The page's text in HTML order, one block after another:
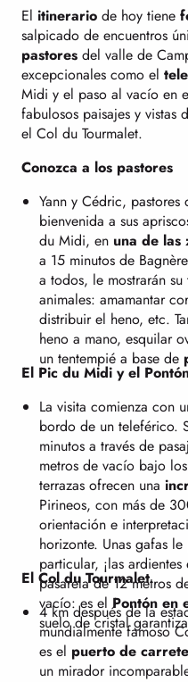
El itinerario de hoy tiene
salpicado de encuentros
pastores del valle de
excepcionales como el
Midi y el paso al vacío en
fabulosos paisajes y vistas
el Col du Tourmalet.
Conozca a los pastores
Yann y Cédric,
bienvenida a sus
du Midi, en una de las
a 15 minutos de
a todos, le mostrarán
animales: amamantar
distribuir el heno, etc.
heno a mano, esquilar
un tentempié a base de
El Pic du Midi y el
La visita comienza con
bordo de un teleférico.
minutos a través de
metros de vacío bajo
terrazas ofrecen una
Pirineos, con más de
orientación e
horizonte. Unas gafas
particular, ¡las
pasarela de 12 metros
vacío: es el Pontón en
suelo de cristal
El Col du Tourmalet
4 km después de la
mundialmente famoso
es el puerto de
un mirador